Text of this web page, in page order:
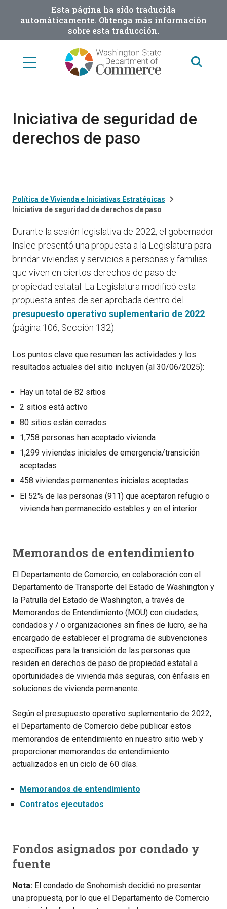
Esta página ha sido traducida
automáticamente. Obtenga más información
sobre esta traducción.
Iniciativa de seguridad de
derechos de paso
Política de Vivienda e Iniciativas Estratégicas
Iniciativa de seguridad de derechos de paso
Durante la sesión legislativa de 2022, el gobernador
Inslee presentó una propuesta a la Legislatura para
brindar viviendas y servicios a personas y familias
que viven en ciertos derechos de paso de
propiedad estatal. La Legislatura modificó esta
propuesta antes de ser aprobada dentro del
presupuesto operativo suplementario de 2022
(página 106, Sección 132).
Los puntos clave que resumen las actividades y los
resultados actuales del sitio incluyen (al 30/06/2025):
Hay un total de 82 sitios
2 sitios está activo
80 sitios están cerrados
1,758 personas han aceptado vivienda
1,299 viviendas iniciales de emergencia/transición
aceptadas
458 viviendas permanentes iniciales aceptadas
El 52% de las personas (911) que aceptaron refugio o
vivienda han permanecido estables y en el interior
Memorandos de entendimiento
El Departamento de Comercio, en colaboración con el
Departamento de Transporte del Estado de Washington y
la Patrulla del Estado de Washington, a través de
Memorandos de Entendimiento (MOU) con ciudades,
condados y / o organizaciones sin fines de lucro, se ha
encargado de establecer el programa de subvenciones
específicas para la transición de las personas que
residen en derechos de paso de propiedad estatal a
oportunidades de vivienda más seguras, con énfasis en
soluciones de vivienda permanente.
Según el presupuesto operativo suplementario de 2022,
el Departamento de Comercio debe publicar estos
memorandos de entendimiento en nuestro sitio web y
proporcionar memorandos de entendimiento
actualizados en un ciclo de 60 días.
Memorandos de entendimiento
Contratos ejecutados
Fondos asignados por condado y
fuente
Nota: El condado de Snohomish decidió no presentar
una propuesta, por lo que el Departamento de Comercio